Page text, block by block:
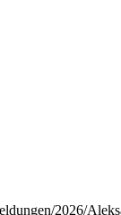
2026/